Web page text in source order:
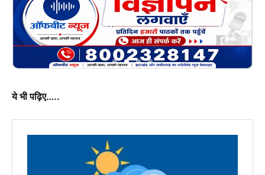
ये भी पढ़िए…..